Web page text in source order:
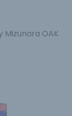
Mizunara OAK